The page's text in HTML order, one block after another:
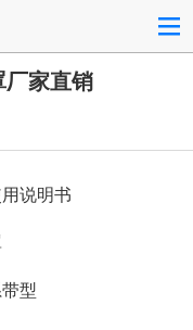
家直销
说明书
型